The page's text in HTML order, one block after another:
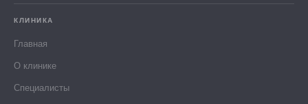
КЛИНИКА
Главная
О клинике
Специалисты